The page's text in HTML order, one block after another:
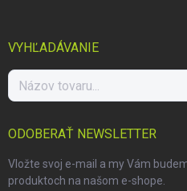
VYHĽADÁVANIE
ODOBERAŤ NEWSLETTER
Vložte svoj e-mail a my Vám
produktoch na našom e-shope.